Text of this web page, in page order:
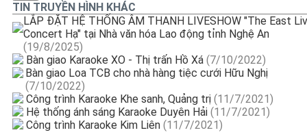
TIN TRUYỀN HÌNH KHÁC
LẮP ĐẶT HỆ THỐNG ÂM THANH LIVESHOW "The East
Concert Hạ" tại Nhà văn hóa Lao động tỉnh Nghệ An
(19/8/2025)
Bàn giao Karaoke XO - Thị trấn Hồ Xá (7/10/2022)
Bàn giao Loa TCB cho nhà hàng tiệc cưới Hữu Nghị
(7/10/2022)
Công trình Karaoke Khe sanh, Quảng trị (11/7/2021)
Hệ thống ánh sáng Karaoke Duyên Hải (11/7/2021)
Công trình Karaoke Kim Liên (11/7/2021)